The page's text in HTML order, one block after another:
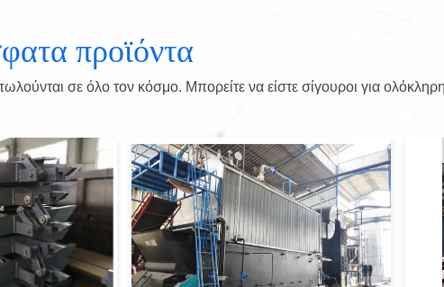
προϊόντα
σε όλο τον κόσμο. Μπορείτε να είστε σίγουροι για